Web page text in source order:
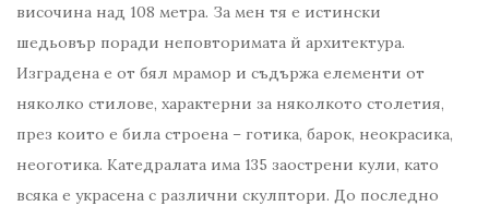
височина над 108 метра. За мен тя е истински
шедьовър поради неповторимата й архитектура.
Изградена е от бял мрамор и съдържа елементи от
няколко стилове, характерни за няколкото столетия,
през които е била строена – готика, барок, неокрасика,
неоготика. Катедралата има 135 заострени кули, като
всяка е украсена с различни скулптори. До последно